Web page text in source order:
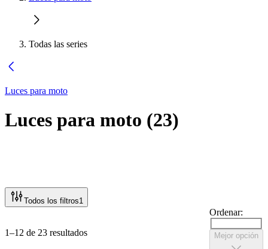
Todas las series
Luces para moto
Luces para moto (23)
Todos los filtros1
1–12 de 23 resultados
Ordenar:
Mejor opción